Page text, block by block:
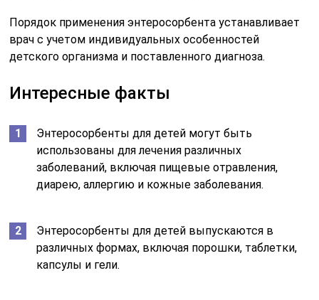
Порядок применения энтеросорбента устанавливает
врач с учетом индивидуальных особенностей
детского организма и поставленного диагноза.
Интересные факты
Энтеросорбенты для детей могут быть
использованы для лечения различных
заболеваний, включая пищевые отравления,
диарею, аллергию и кожные заболевания.
Энтеросорбенты для детей выпускаются в
различных формах, включая порошки, таблетки,
капсулы и гели.